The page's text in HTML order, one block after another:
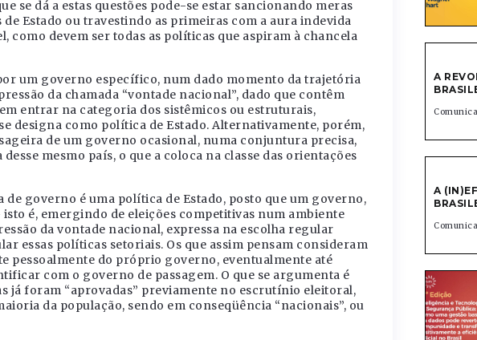
se dá a estas questões pode-se estar sancionando meras
Estado ou travestindo as primeiras com a aura indevida
como devem ser todas as políticas que aspiram à chancela
um governo específico, num dado momento da trajetória
da chamada “vontade nacional”, dado que contêm
entrar na categoria dos sistêmicos ou estruturais,
designa como política de Estado. Alternativamente, porém,
de um governo ocasional, numa conjuntura precisa,
mesmo país, o que a coloca na classe das orientações
governo é uma política de Estado, posto que um governo,
é, emergindo de eleições competitivas num ambiente
da vontade nacional, expressa na escolha regular
essas políticas setoriais. Os que assim pensam consideram
pessoalmente do próprio governo, eventualmente até
com o governo de passagem. O que se argumenta é
já foram “aprovadas” previamente no escrutínio eleitoral,
da população, sendo em conseqüência “nacionais”, ou
A
A